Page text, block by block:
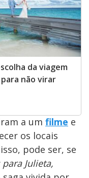
da viagem
não virar
a um filme e
os locais
pode ser, se
para Julieta,